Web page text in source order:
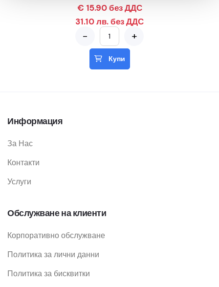
€ 15.90 без ДДС
31.10 лв. без ДДС
- +
Купи
Информация
За Нас
Контакти
Услуги
Обслужване на клиенти
Корпоративно обслужване
Политика за лични данни
Политика за бисквитки